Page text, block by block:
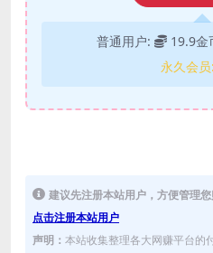
普通用户: 19.9金
永久会员:
建议先注册本站用户，方便管理您
点击注册本站用户
声明： 本站收集整理各大网赚平台的